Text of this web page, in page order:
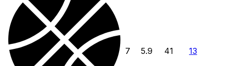
7 5.9 41 13